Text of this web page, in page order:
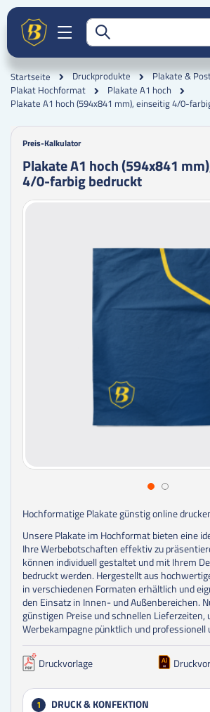
Startseite Druckprodukte
Plakate &
Plakat Hochformat
Plakate A1 hoch
Plakate A1 hoch (594x841 mm), einseitig 4/0-
Preis-Kalkulator
Plakate A1 hoch (594x841
4/0-farbig bedruckt
Zum
Zum
Hochformatige Plakate günstig online
Unsere Plakate im Hochformat bieten eine
Ihre Werbebotschaften effektiv zu
können individuell gestaltet und mit Ihrem
bedruckt werden. Hergestellt aus
in verschiedenen Formaten erhältlich und
den Einsatz in Innen- und Außenbereichen.
günstigen Preise und schnellen Lieferzeiten,
Werbekampagne pünktlich und professionell
Druckvorlage
1 DRUCK & KONFEKTION